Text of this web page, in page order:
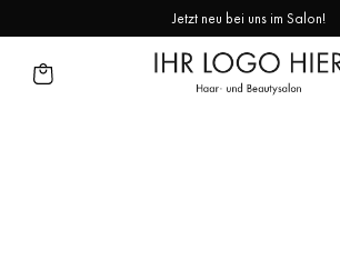
Jetzt neu bei uns im Salon!